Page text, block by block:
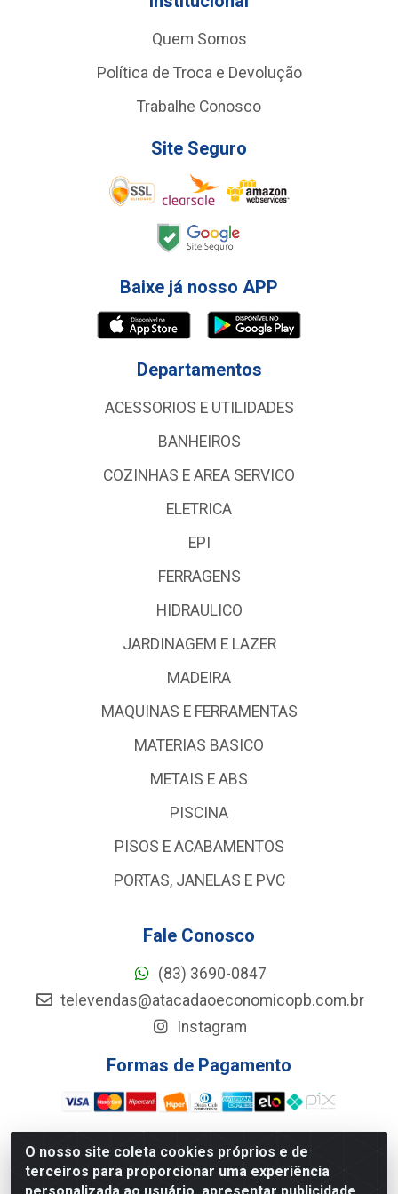
O nosso site coleta cookies próprios e de
terceiros para proporcionar uma experiência
Quem Somos
Política de Troca e Devolução
Trabalhe Conosco
Site Seguro
Baixe já nosso APP
Departamentos
ACESSORIOS E UTILIDADES
BANHEIROS
COZINHAS E AREA SERVICO
ELETRICA
EPI
FERRAGENS
HIDRAULICO
JARDINAGEM E LAZER
MADEIRA
MAQUINAS E FERRAMENTAS
MATERIAS BASICO
METAIS E ABS
PISCINA
PISOS E ACABAMENTOS
PORTAS, JANELAS E PVC
Fale Conosco
(83) 3690-0847
televendas@atacadaoeconomicopb.com.br
Instagram
Formas de Pagamento
Atacadão Econômico - Rua Jose Ferreira De Lima, 127 -
GALPÃO 102 - Jardim Veneza, João Pessoa/PB - CEP